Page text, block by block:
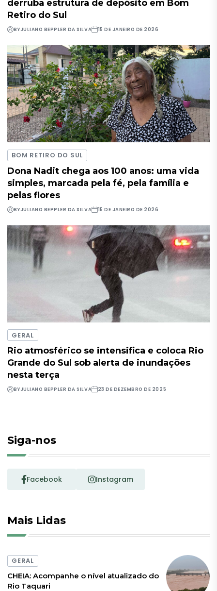
derruba estrutura de depósito em Bom
Retiro do Sul
BYJULIANO BEPPLER DA SILVA 15 DE JANEIRO DE 2026
BOM RETIRO DO SUL
Dona Nadit chega aos 100 anos: uma vida
simples, marcada pela fé, pela família e
pelas flores
BYJULIANO BEPPLER DA SILVA 15 DE JANEIRO DE 2026
GERAL
Rio atmosférico se intensifica e coloca Rio
Grande do Sul sob alerta de inundações
nesta terça
BYJULIANO BEPPLER DA SILVA 23 DE DEZEMBRO DE 2025
Siga-nos
Facebook Instagram
Mais Lidas
GERAL
CHEIA: Acompanhe o nível atualizado do
Rio Taquari